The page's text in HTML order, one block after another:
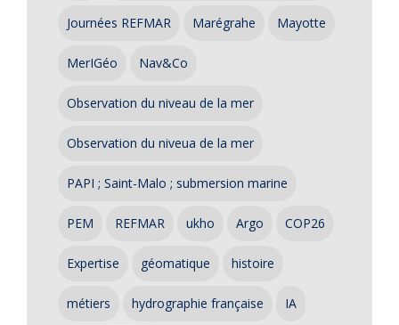
Journées REFMAR Marégrahe Mayotte
MerIGéo Nav&Co
Observation du niveau de la mer
Observation du niveua de la mer
PAPI ; Saint-Malo ; submersion marine
PEM REFMAR ukho Argo COP26
Expertise géomatique histoire
métiers hydrographie française IA